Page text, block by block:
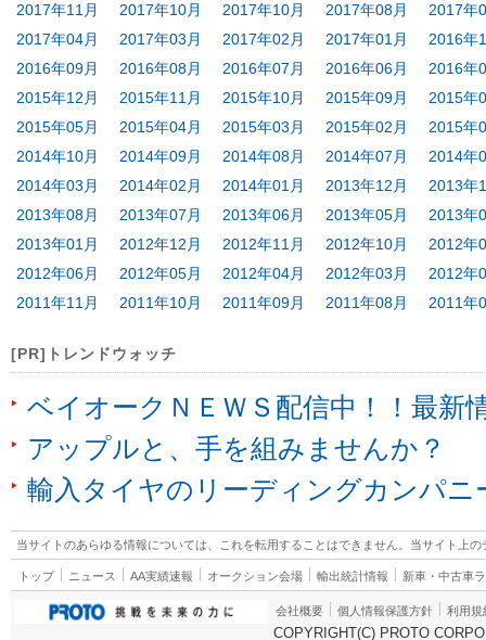
2017年11月
2017年10月 2017年10月 2017年08月
2017年
2017年04月
2017年03月 2017年02月 2017年01月
2016年
2016年09月
2016年08月 2016年07月 2016年06月
2016年
2015年12月
2015年11月 2015年10月 2015年09月
2015年
2015年05月
2015年04月 2015年03月 2015年02月
2015年
2014年10月
2014年09月 2014年08月 2014年07月
2014年
2014年03月
2014年02月 2014年01月 2013年12月
2013年
2013年08月
2013年07月 2013年06月 2013年05月
2013年
2013年01月
2012年12月 2012年11月 2012年10月
2012年
2012年06月
2012年05月 2012年04月 2012年03月
2012年
2011年11月
2011年10月 2011年09月 2011年08月 2011年
[PR]トレンドウォッチ
ベイオークＮＥＷＳ配信中！！最新
アップルと、手を組みませんか？
輸入タイヤのリーディングカンパニ
当サイトのあらゆる情報については、これを転用することはできません。当サイト上
トップ ニュース AA実績速報 オークション会場 輸出統計情報 新車・中古車
会社概要 個人情報保護方針 利用規
COPYRIGHT(C) PROTO